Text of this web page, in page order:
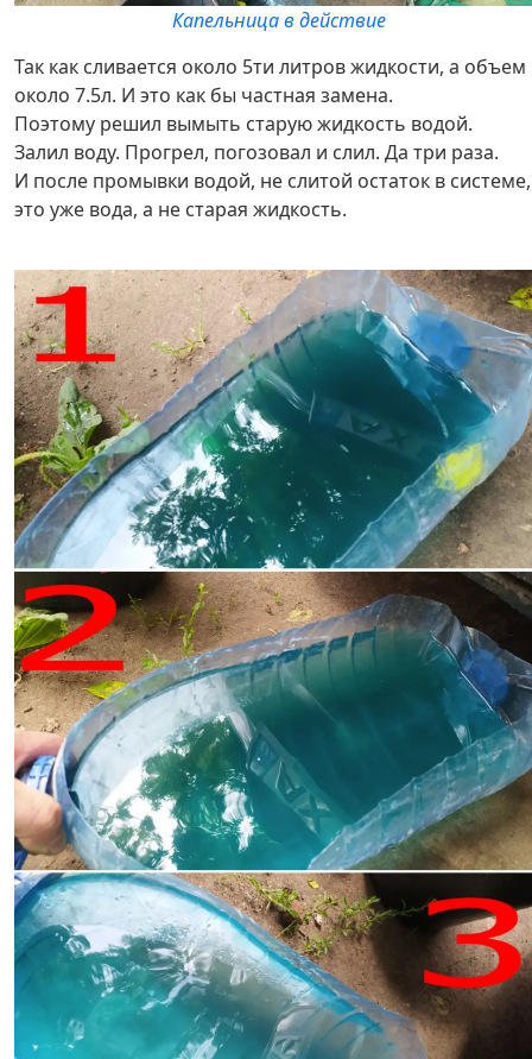
Капельница в действие
Так как сливается около 5ти литров жидкости, а объем
около 7.5л. И это как бы частная замена.
Поэтому решил вымыть старую жидкость водой.
Залил воду. Прогрел, погозовал и слил. Да три раза.
И после промывки водой, не слитой остаток в системе,
это уже вода, а не старая жидкость.